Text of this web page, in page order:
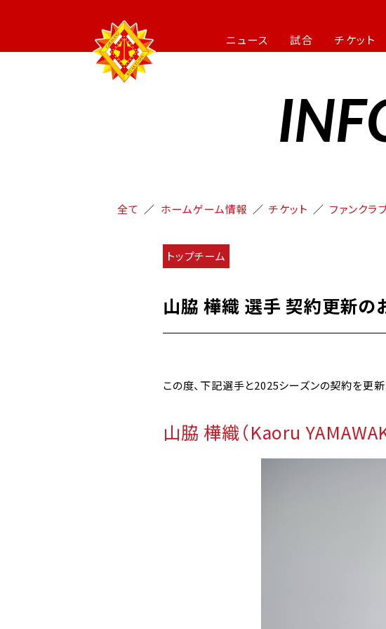
ニュース 試合 チケット
全て ホームゲーム情報 チケット ファンクラ
トップチーム
山脇 樺織 選手 契約更新の
この度、下記選手と2025シーズンの契約を更新
山脇 樺織（Kaoru